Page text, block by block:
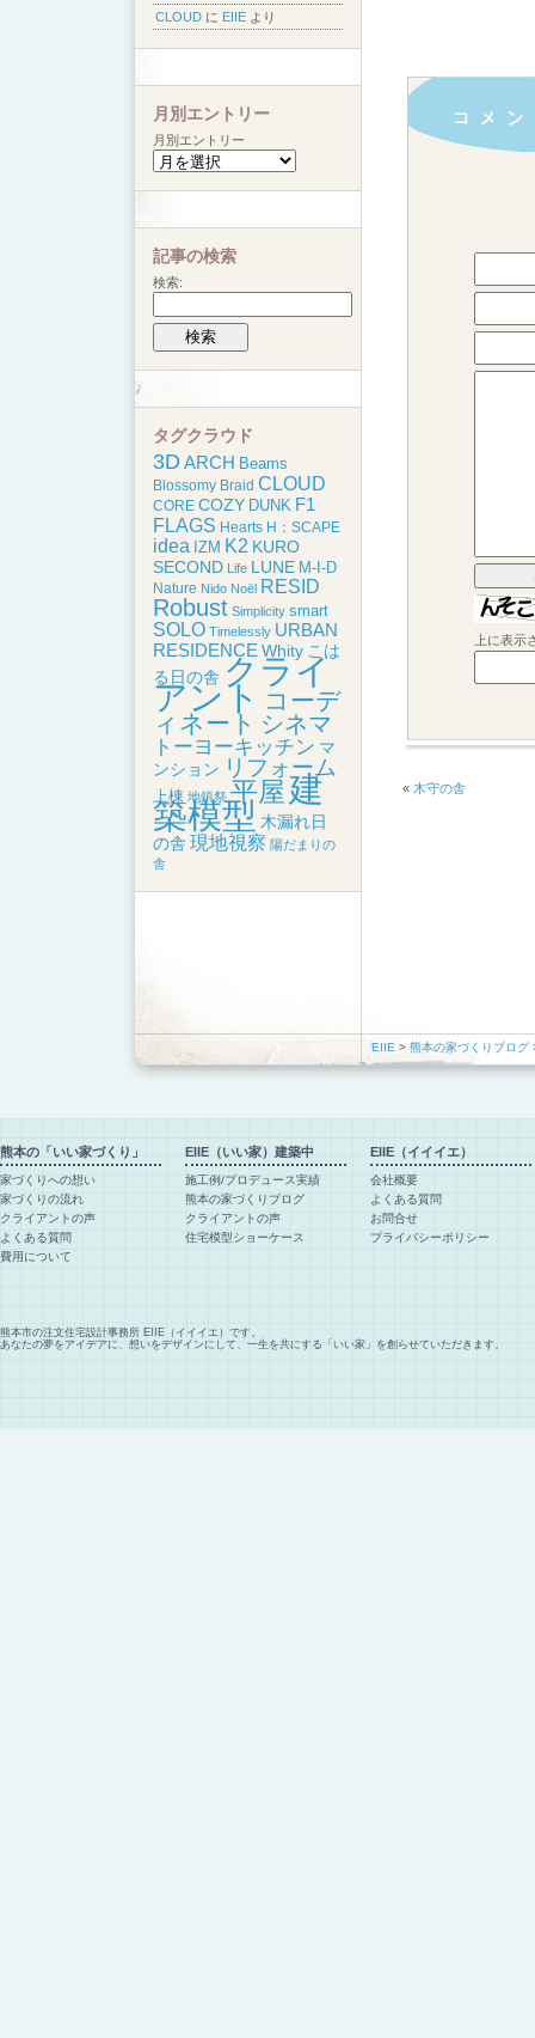
上に表
« 木守の舎
CLOUD に EIIE より
月別エントリー
月別エントリー
記事の検索
検索:
タグクラウド
3D ARCH Beams
Blossomy Braid CLOUD
CORE COZY DUNK F1
FLAGS Hearts H：SCAPE
idea IZM K2 KURO
SECOND Life LUNE M-I-D
Nature Nido Noël RESID
Robust Simplicity smart
SOLO Timelessly URBAN
RESIDENCE Whity こは
る日の舎 クライ
アント
コーデ
ィネート シネマ
トーヨーキッチン マ
ンション リフォーム
上棟 地鎮祭 平屋 建
築模型 木漏れ日
の舎 現地視察 陽だまりの
舎
EIIE > 熊本の家づくりブログ
熊本の「いい家づくり」
家づくりへの想い
家づくりの流れ
クライアントの声
よくある質問
費用について
EIIE（いい家）建築中
施工例/プロデュース実績
熊本の家づくりブログ
クライアントの声
住宅模型ショーケース
EIIE（イイイエ）
会社概要
よくある質問
お問合せ
プライバシーポリシー
熊本市の注文住宅設計事務所 EIIE（イイイエ）です。
あなたの夢をアイデアに、想いをデザインにして、一生を共にする「いい家」を創らせていただきます。